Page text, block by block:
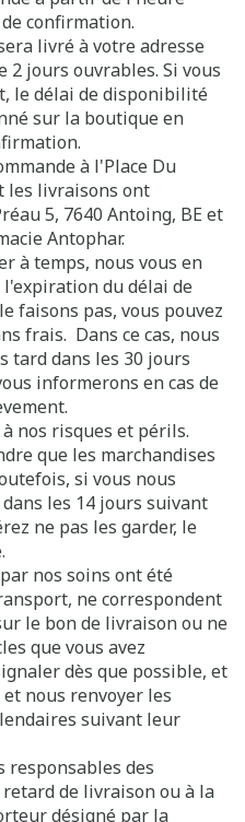
confirmation.
livré à votre adresse
2 jours ouvrables. Si vous
le délai de disponibilité
sur la boutique en
à l'Place Du
les livraisons ont
5, 7640 Antoing, BE et
Antophar.
à temps, nous vous en
du délai de
faisons pas, vous pouvez
frais. Dans ce cas, nous
tard dans les 30 jours
informerons en cas de
nos risques et périls.
que les marchandises
si vous nous
les 14 jours suivant
ne pas les garder, le
nos soins ont été
ne correspondent
le bon de livraison ou ne
que vous avez
dès que possible, et
nous renvoyer les
suivant leur
responsables des
de livraison ou à la
désigné par la